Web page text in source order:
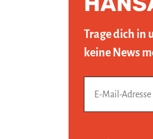
Trage dich in
keine News